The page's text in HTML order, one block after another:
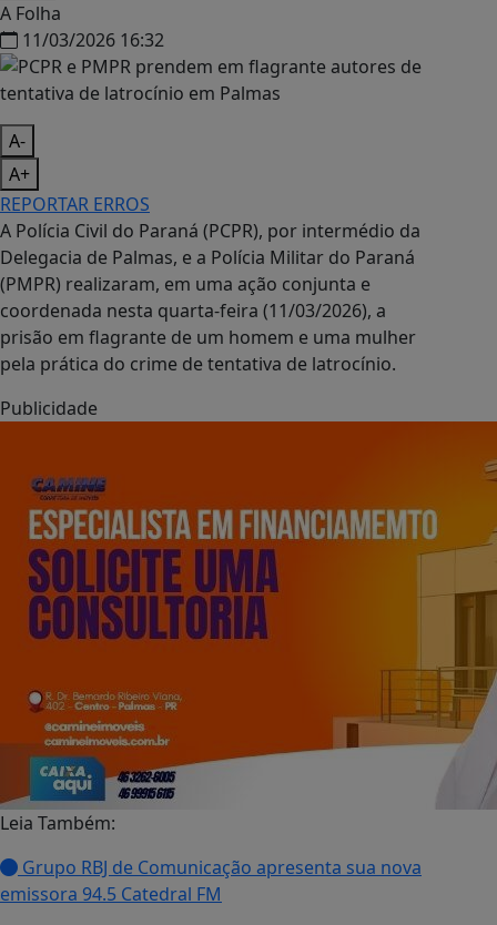
A Folha
11/03/2026 16:32
A-
A+
REPORTAR ERROS
A Polícia Civil do Paraná (PCPR), por intermédio da
Delegacia de Palmas, e a Polícia Militar do Paraná
(PMPR) realizaram, em uma ação conjunta e
coordenada nesta quarta-feira (11/03/2026), a
prisão em flagrante de um homem e uma mulher
pela prática do crime de tentativa de latrocínio.
Publicidade
Leia Também:
Grupo RBJ de Comunicação apresenta sua nova
emissora 94.5 Catedral FM